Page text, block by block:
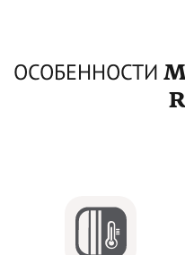
ОСОБЕННОСТИ